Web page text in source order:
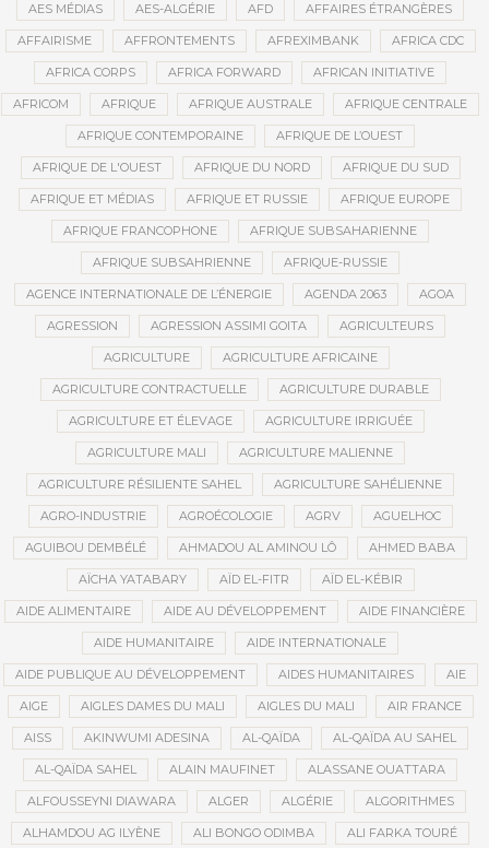
AES MÉDIAS AES-ALGÉRIE AFD AFFAIRES ÉTRANGÈRES
AFFAIRISME AFFRONTEMENTS AFREXIMBANK AFRICA CDC
AFRICA CORPS AFRICA FORWARD AFRICAN INITIATIVE
AFRICOM AFRIQUE AFRIQUE AUSTRALE AFRIQUE CENTRALE
AFRIQUE CONTEMPORAINE AFRIQUE DE L’OUEST
AFRIQUE DE L'OUEST AFRIQUE DU NORD AFRIQUE DU SUD
AFRIQUE ET MÉDIAS AFRIQUE ET RUSSIE AFRIQUE EUROPE
AFRIQUE FRANCOPHONE AFRIQUE SUBSAHARIENNE
AFRIQUE SUBSAHRIENNE AFRIQUE-RUSSIE
AGENCE INTERNATIONALE DE L’ÉNERGIE AGENDA 2063 AGOA
AGRESSION AGRESSION ASSIMI GOITA AGRICULTEURS
AGRICULTURE AGRICULTURE AFRICAINE
AGRICULTURE CONTRACTUELLE AGRICULTURE DURABLE
AGRICULTURE ET ÉLEVAGE AGRICULTURE IRRIGUÉE
AGRICULTURE MALI AGRICULTURE MALIENNE
AGRICULTURE RÉSILIENTE SAHEL AGRICULTURE SAHÉLIENNE
AGRO-INDUSTRIE AGROÉCOLOGIE AGRV AGUELHOC
AGUIBOU DEMBÉLÉ AHMADOU AL AMINOU LÔ AHMED BABA
AÏCHA YATABARY AÏD EL-FITR AÏD EL-KÉBIR
AIDE ALIMENTAIRE AIDE AU DÉVELOPPEMENT AIDE FINANCIÈRE
AIDE HUMANITAIRE AIDE INTERNATIONALE
AIDE PUBLIQUE AU DÉVELOPPEMENT AIDES HUMANITAIRES AIE
AIGE AIGLES DAMES DU MALI AIGLES DU MALI AIR FRANCE
AISS AKINWUMI ADESINA AL-QAÏDA AL-QAÏDA AU SAHEL
AL-QAÏDA SAHEL ALAIN MAUFINET ALASSANE OUATTARA
ALFOUSSEYNI DIAWARA ALGER ALGÉRIE ALGORITHMES
ALHAMDOU AG ILYÈNE ALI BONGO ODIMBA ALI FARKA TOURÉ